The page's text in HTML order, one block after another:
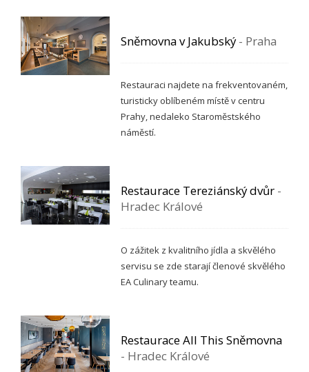
Sněmovna v Jakubský- Praha
Restauraci najdete na frekventovaném,
turisticky oblíbeném místě v centru
Prahy, nedaleko Staroměstského
náměstí.
Restaurace Tereziánský dvůr -
Hradec Králové
O zážitek z kvalitního jídla a skvělého
servisu se zde starají členové skvělého
EA Culinary teamu.
Restaurace All This Sněmovna
- Hradec Králové